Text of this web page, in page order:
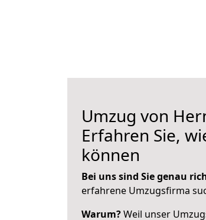
Umzug von
Erfahren Sie,
können
Bei uns sind Sie genau
erfahrene Umzugsfirma
Warum?Weil unser